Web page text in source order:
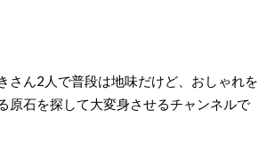
さん2人で普段は地味だけど、おしゃれを
原石を探して大変身させるチャンネルで